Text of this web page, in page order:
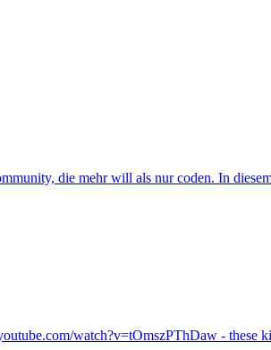
die mehr will als nur coden. In
watch?v=tOmszPThDaw - these